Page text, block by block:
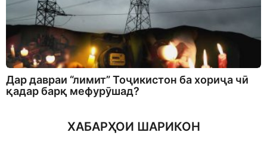
Дар давраи “лимит” Тоҷикистон ба хориҷа чӣ
қадар барқ мефурӯшад?
ХАБАРҲОИ ШАРИКОН